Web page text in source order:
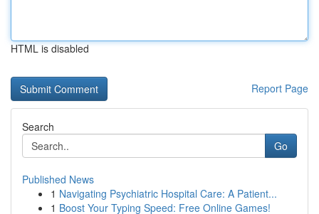
HTML is disabled
Report Page
Search
Go
Published News
1 Navigating Psychiatric Hospital Care: A Patient...
1 Boost Your Typing Speed: Free Online Games!